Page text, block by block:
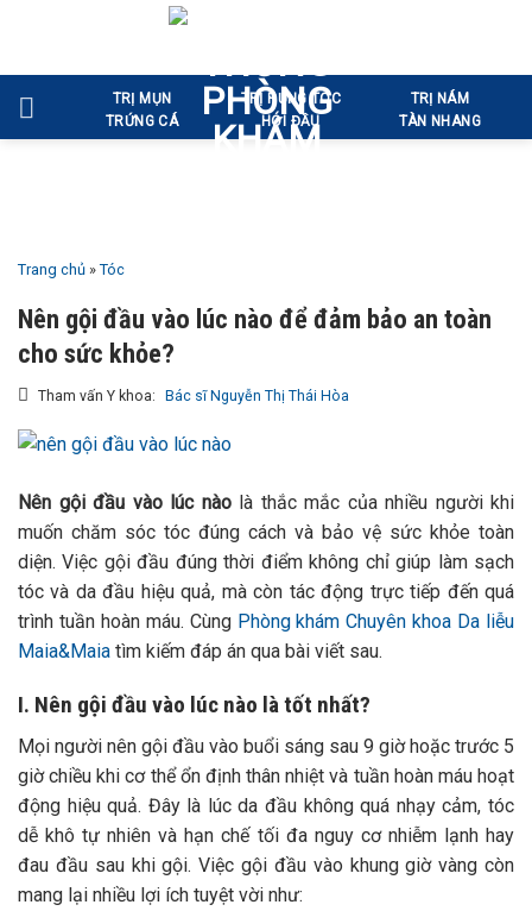
nội
dung
TRỊ MỤN
TRỨNG CÁ
TRỊ RỤNG TÓC
HÓI ĐẦU
TRỊ NÁM
TÀN NHANG
Trang chủ » Tóc
Nên gội đầu vào lúc nào để đảm bảo an toàn
cho sức khỏe?
Tham vấn Y khoa: Bác sĩ Nguyễn Thị Thái Hòa
Nên gội đầu vào lúc nàolà thắc mắc của nhiều người khi
muốn chăm sóc tóc đúng cách và bảo vệ sức khỏe toàn
diện. Việc gội đầu đúng thời điểm không chỉ giúp làm sạch
tóc và da đầu hiệu quả, mà còn tác động trực tiếp đến quá
trình tuần hoàn máu. Cùng Phòng khám Chuyên khoa Da liễu
Maia&Maia tìm kiếm đáp án qua bài viết sau.
I. Nên gội đầu vào lúc nào là tốt nhất?
Mọi người nên gội đầu vào buổi sáng sau 9 giờ hoặc trước 5
giờ chiều khi cơ thể ổn định thân nhiệt và tuần hoàn máu hoạt
động hiệu quả. Đây là lúc da đầu không quá nhạy cảm, tóc
dễ khô tự nhiên và hạn chế tối đa nguy cơ nhiễm lạnh hay
đau đầu sau khi gội.Việc gội đầu vào khung giờ vàng còn
mang lại nhiều lợi ích tuyệt vời như: